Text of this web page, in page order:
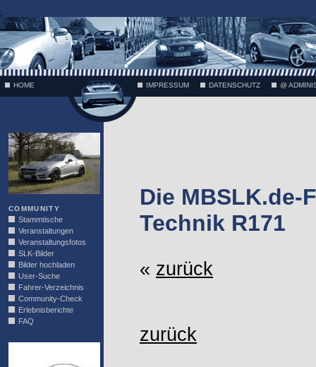
;
HOME IMPRESSUM DATENSCHUTZ @
COMMUNITY
Stammtische
Veranstaltungen
Veranstaltungsfotos
SLK-Bilder
Bilder hochladen
User-Suche
Fahrer-Verzeichnis
Community-Check
Erlebnisberichte
FAQ
Die MBSLK.de-
Technik R171
« zurück
zurück